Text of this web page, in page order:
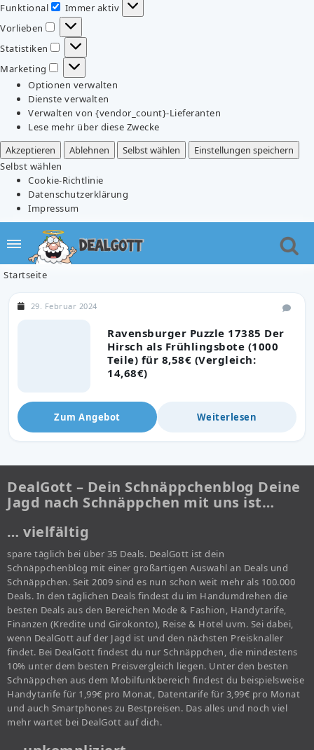
Funktional
Funktional
Immer aktiv
Vorlieben
Vorlieben
Statistiken
Statistiken
Marketing
Marketing
Optionen verwalten
Dienste verwalten
Verwalten von {vendor_count}-Lieferanten
Lese mehr über diese Zwecke
Akzeptieren
Ablehnen Selbst wählen
Einstellungen speichern
Selbst wählen
Cookie-Richtlinie
Datenschutzerklärung
Impressum
Startseite
Ravensburger Puzzle 17385 Der
Hirsch als Frühlingsbote (1000
Teile) für 8,58€ (Vergleich:
14,68€)
29. Februar 2024
Zum Angebot Weiterlesen
DealGott – Dein Schnäppchenblog Deine
Jagd nach Schnäppchen mit uns ist…
… vielfältig
spare täglich bei über 35 Deals. DealGott ist dein
Schnäppchenblog mit einer großartigen Auswahl an Deals und
Schnäppchen. Seit 2009 sind es nun schon weit mehr als 100.000
Deals. In den täglichen Deals findest du im Handumdrehen die
besten Deals aus den Bereichen Mode & Fashion, Handytarife,
Finanzen (Kredite und Girokonto), Reise & Hotel uvm. Sei dabei,
wenn DealGott auf der Jagd ist und den nächsten Preisknaller
findet. Bei DealGott findest du nur Schnäppchen, die mindestens
10% unter dem besten Preisvergleich liegen. Unter den besten
Schnäppchen aus dem Mobilfunkbereich findest du beispielsweise
Handytarife für 1,99€ pro Monat, Datentarife für 3,99€ pro Monat
und auch Smartphones zu Bestpreisen. Das alles und noch viel
mehr wartet bei DealGott auf dich.